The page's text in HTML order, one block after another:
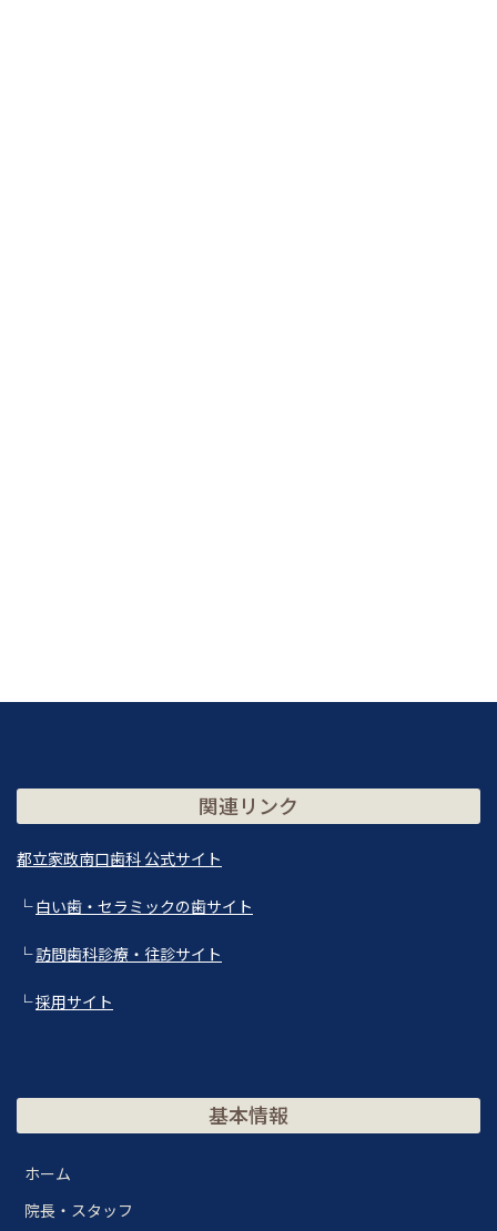
関連リンク
都立家政南口歯科 公式サイト
└白い歯・セラミックの歯サイト
└訪問歯科診療・往診サイト
└採用サイト
基本情報
ホーム
院長・スタッフ